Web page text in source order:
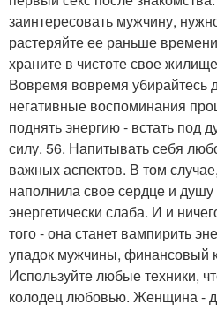
заинтересовать мужчину,
растеряйте ее раньше
храните в чистоте свое
Вовремя вовремя убирайтесь
негативные воспоминания
поднять энергию - встать под
силу. 56. Напитывать себя
важных аспектов. В том
наполнила свое сердце и
энергетически слаба. И и
того - она станет вампирить
упадок мужчины, финансовый
Используйте любые техники,
колодец любовью. Женщина -